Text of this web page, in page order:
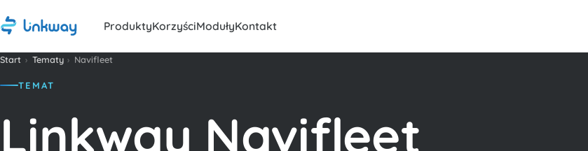
ProduktyKorzyściModułyKontakt
Start › Tematy › Navifleet
TEMAT
Linkway Navifleet